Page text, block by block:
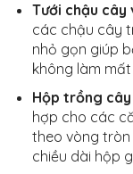
Tưới chậu
các chậu cây
nhỏ gọn giúp
không làm
Hộp trồng
hợp cho các
theo vòng
chiều dài hộp